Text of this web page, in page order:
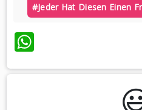
#jeder Hat Diesen Einen
WhatsApp